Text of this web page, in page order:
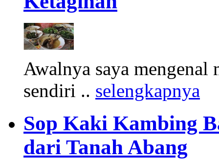
Awalnya saya mengenal
sendiri .. selengkapnya
Sop Kaki Kambing
dari Tanah Abang